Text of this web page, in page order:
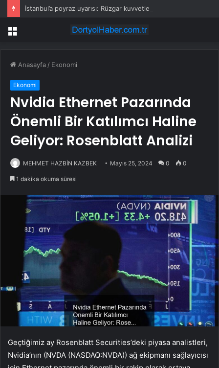
İstanbul’a poyraz uyarısı: Rüzgar kuvvetlenecek!
Menü
Anasayfa / Ekonomi
Ekonomi
Nvidia Ethernet Pazarında
Önemli Bir Katılımcı Haline
Geliyor: Rosenblatt Analizi
MEHMET HAZBİN KAZBEK Mayıs 25, 2024 0 0
1 dakika okuma süresi
Geçtiğimiz ay Rosenblatt Securities’deki piyasa analistleri,
Nvidia’nın (NVDA (NASDAQ:NVDA)) ağ ekipmanı sağlayıcısı